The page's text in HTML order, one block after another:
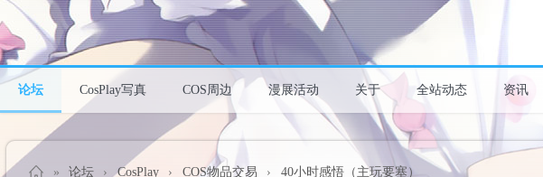
论坛 CosPlay写真 COS周边 漫展活动 关于 全站动态 资讯
» 论坛 › CosPlay › COS物品交易 › 40小时感悟（主玩要塞）